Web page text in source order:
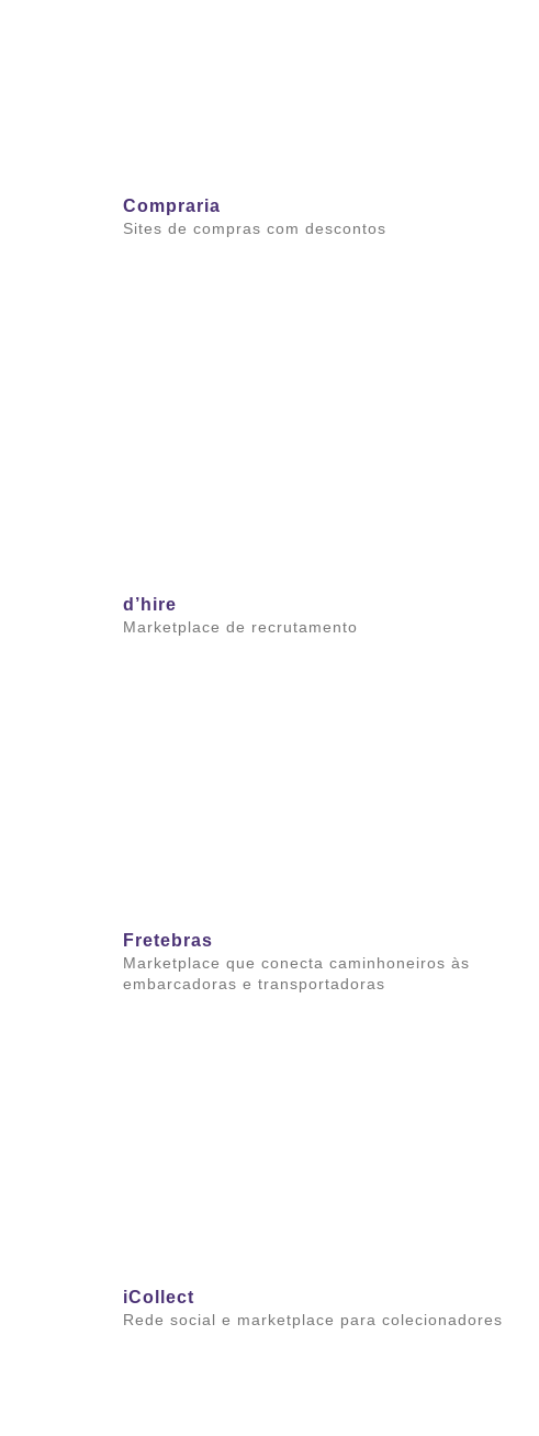
Compraria
Sites de compras com descontos
d’hire
Marketplace de recrutamento
Fretebras
Marketplace que conecta caminhoneiros às
embarcadoras e transportadoras
iCollect
Rede social e marketplace para colecionadores